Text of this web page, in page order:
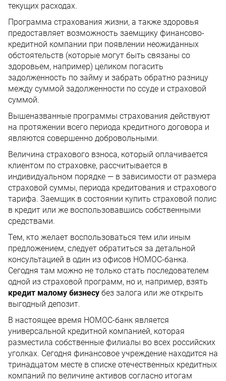
текущих расходах.
Программа страхования жизни, а также здоровья
предоставляет возможность заемщику финансово-
кредитной компании при появлении неожиданных
обстоятельств (которые могут быть связаны со
здоровьем, например) целиком погасить
задолженность по займу и забрать обратно разницу
между суммой задолженности по ссуде и страховой
суммой.
Вышеназванные программы страхования действуют
на протяжении всего периода кредитного договора и
являются совершенно добровольными.
Величина страхового взноса, который оплачивается
клиентом по страховке, рассчитывается в
индивидуальном порядке — в зависимости от размера
страховой суммы, периода кредитования и страхового
тарифа. Заемщик в состоянии купить страховой полис
в кредит или же воспользовавшись собственными
средствами.
Тем, кто желает воспользоваться тем или иным
предложением, следует обратиться за детальной
консультацией в один из офисов НОМОС-банка.
Сегодня там можно не только стать последователем
одной из страховой программ, но и, например, взять
кредит малому бизнесу без залога или же открыть
выгодный депозит.
В настоящее время НОМОС-банк является
универсальной кредитной компанией, которая
разместила собственные филиалы во всех российских
уголках. Сегодня финансовое учреждение находится на
тринадцатом месте в списке отечественных кредитных
компаний по величине активов согласно итогам